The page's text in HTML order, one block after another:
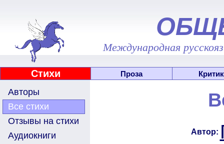
Международная
Стихи Проза
Авторы
Все стихи
Отзывы на стихи
Аудиокниги
Автор: